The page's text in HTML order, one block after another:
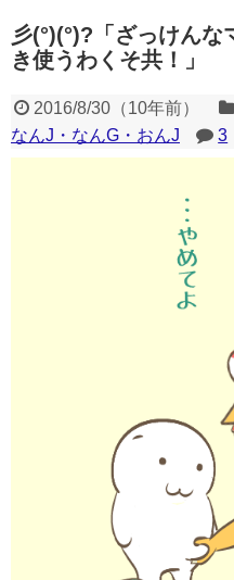
一部のコンテンツが表示されなくな
たりする場合があります。
彡(°)(°)?「ざっけん
き使うわくそ共！」
2016/8/30（10年前）
なんJ・なんG・おんJ
3